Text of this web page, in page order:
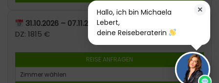
31.10.2026 – 07.11.2026
DZ: 1815 €
REISE ANFRAGEN
×
Hallo, ich bin Michaela
Lebert,
deine Reiseberaterin